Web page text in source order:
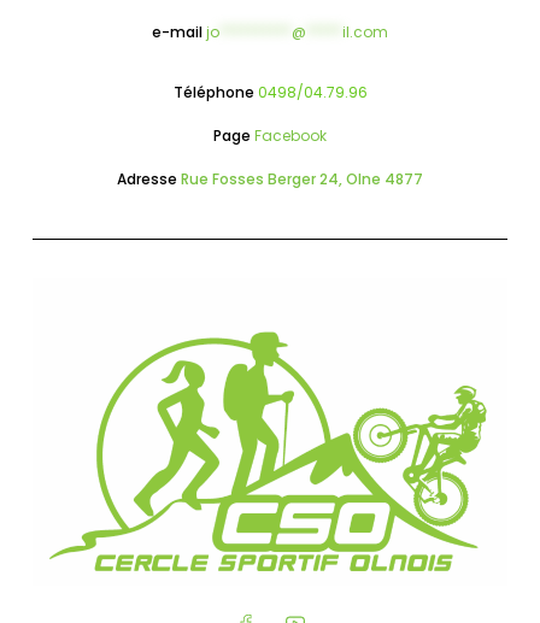
e-mailjo @ il.com
Téléphone 0498/04.79.96
Page Facebook
Adresse Rue Fosses Berger 24, Olne 4877